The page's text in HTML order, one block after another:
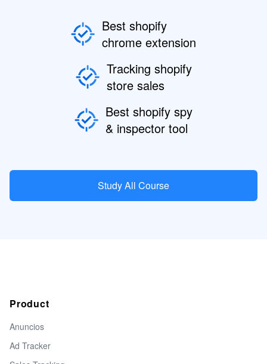
Best shopify
chrome extension
Tracking shopify
store sales
Best shopify spy
& inspector tool
Study All Course
Product
Anuncios
Ad Tracker